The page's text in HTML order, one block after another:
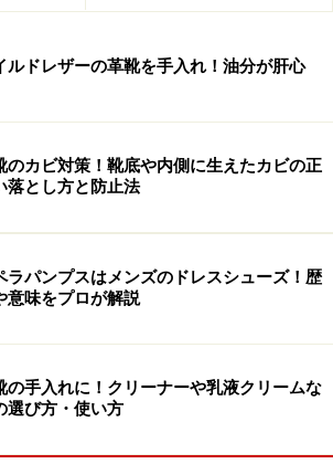
）のブラシでブラッシングします。こ
ムをより均等に靴に広げ、更に余分
落とす」のです。革のコンディショ
の時点で革にかなりの輝きが蘇ってし
ちですが、縫い目や履き皺、コバの
ルドレザーの革靴を手入れ！油分が肝心
のカビ対策！靴底や内側に生えたカビの正
落とし方と防止法
ラパンプスはメンズのドレスシューズ！歴
意味をプロが解説
の手入れに！クリーナーや乳液クリームな
選び方・使い方